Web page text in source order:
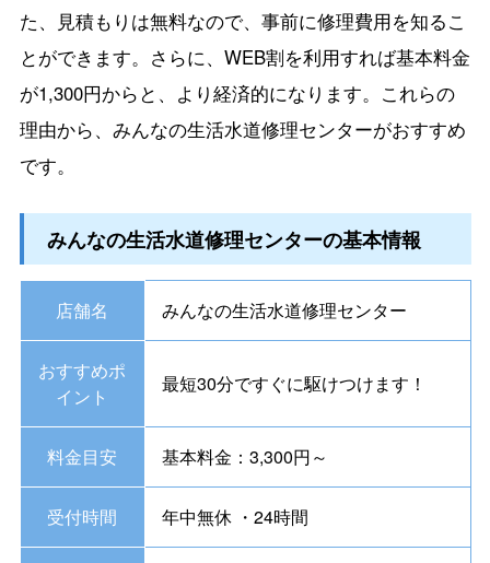
た、見積もりは無料なので、事前に修理費用を知るこ
とができます。さらに、WEB割を利用すれば基本料金
が1,300円からと、より経済的になります。これらの
理由から、みんなの生活水道修理センターがおすすめ
です。
みんなの生活水道修理センターの基本情報
店舗名 みんなの生活水道修理センター
おすすめポ
イント
最短30分ですぐに駆けつけます！
料金目安 基本料金：3,300円～
受付時間 年中無休 ・24時間